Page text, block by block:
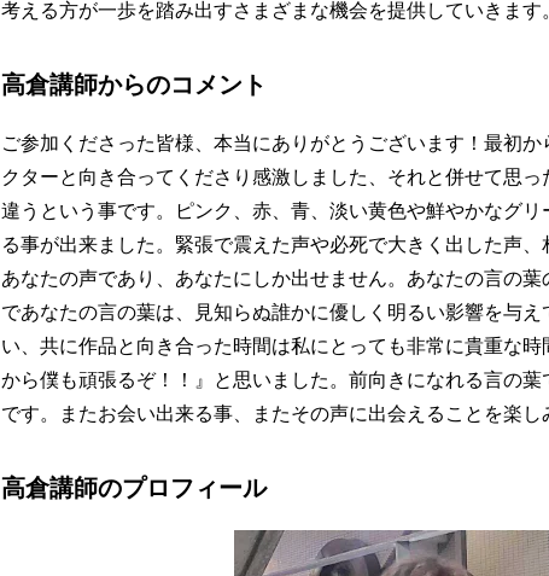
考える方が一歩を踏み出すさまざまな機会を提供していきます
高倉講師からのコメント
ご参加くださった皆様、本当にありがとうございます！最初
クターと向き合ってくださり感激しました、それと併せて思
違うという事です。ピンク、赤、青、淡い黄色や鮮やかなグ
る事が出来ました。緊張で震えた声や必死で大きく出した声
あなたの声であり、あなたにしか出せません。あなたの言の
であなたの言の葉は、見知らぬ誰かに優しく明るい影響を与
い、共に作品と向き合った時間は私にとっても非常に貴重な
から僕も頑張るぞ！！』と思いました。前向きになれる言の
です。またお会い出来る事、またその声に出会えることを楽し
高倉講師のプロフィール